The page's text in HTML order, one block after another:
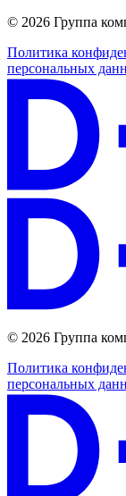
© 2026 Группа
Политика
персональных
© 2026 Группа
Политика
персональных